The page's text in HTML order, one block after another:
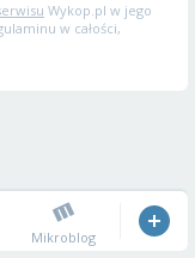
Wykop.pl w jego
w całości,
Mikroblog